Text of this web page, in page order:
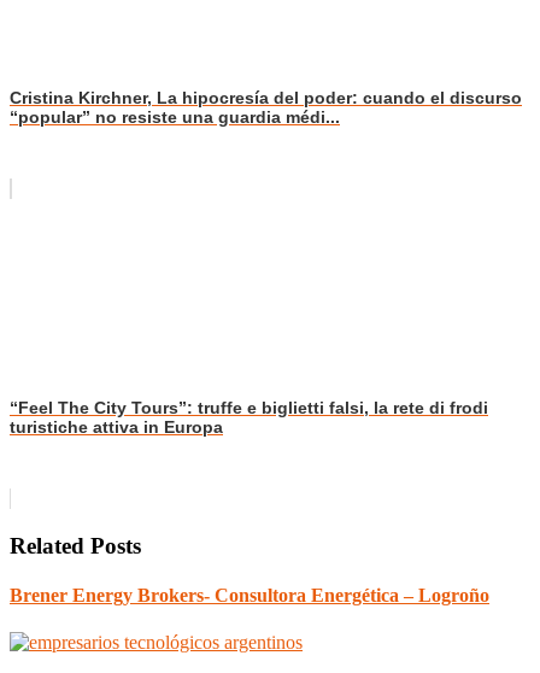
Cristina Kirchner, La hipocresía del poder: cuando el discurso
“popular” no resiste una guardia médi...
“Feel The City Tours”: truffe e biglietti falsi, la rete di frodi
turistiche attiva in Europa
Related Posts
Brener Energy Brokers- Consultora Energética – Logroño